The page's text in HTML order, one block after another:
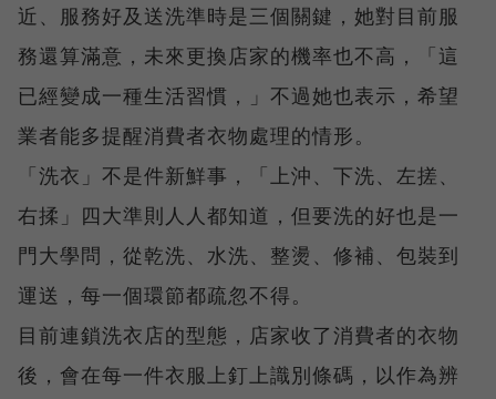
近、服務好及送洗準時是三個關鍵，她對目前服
務還算滿意，未來更換店家的機率也不高，「這
已經變成一種生活習慣，」不過她也表示，希望
業者能多提醒消費者衣物處理的情形。
「洗衣」不是件新鮮事，「上沖、下洗、左搓、
右揉」四大準則人人都知道，但要洗的好也是一
門大學問，從乾洗、水洗、整燙、修補、包裝到
運送，每一個環節都疏忽不得。
目前連鎖洗衣店的型態，店家收了消費者的衣物
後，會在每一件衣服上釘上識別條碼，以作為辨